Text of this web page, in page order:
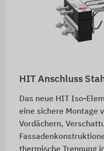
HIT Anschluss
Das neue HIT Iso-
eine sichere Montage
Vordächern,
thermische Trennung